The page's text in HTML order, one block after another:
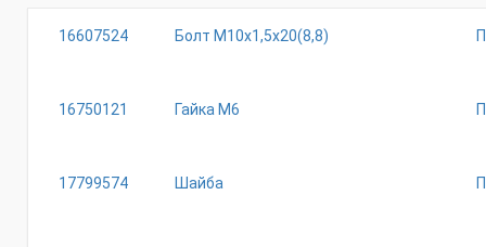
16607524 Болт М10х1,5х20(8,8)
16750121 Гайка М6
17799574 Шайба